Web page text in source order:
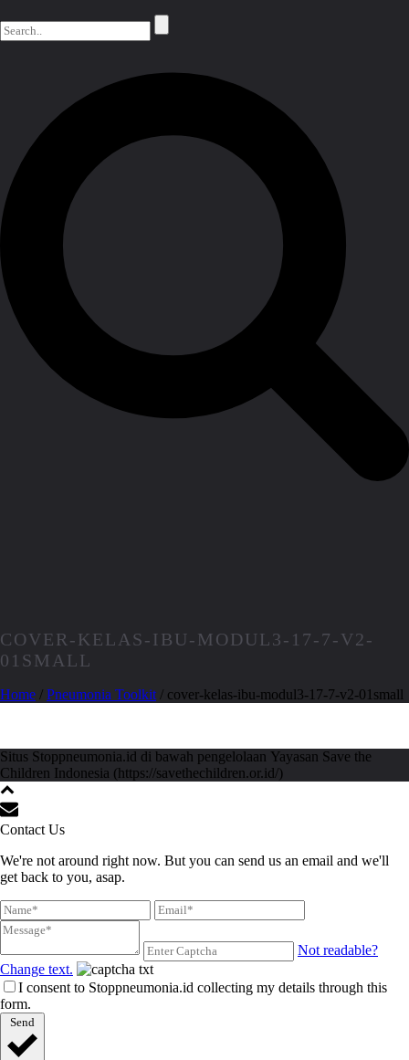
COVER-KELAS-IBU-MODUL3-17-7-V2-
01SMALL
Home / Pneumonia Toolkit / cover-kelas-ibu-modul3-17-7-v2-01small
Situs Stoppneumonia.id di bawah pengelolaan Yayasan Save the
Children Indonesia (https://savethechildren.or.id/)
Contact Us
We're not around right now. But you can send us an email and we'll
get back to you, asap.
Not readable?
Change text.
I consent to Stoppneumonia.id collecting my details through this
form.
Send